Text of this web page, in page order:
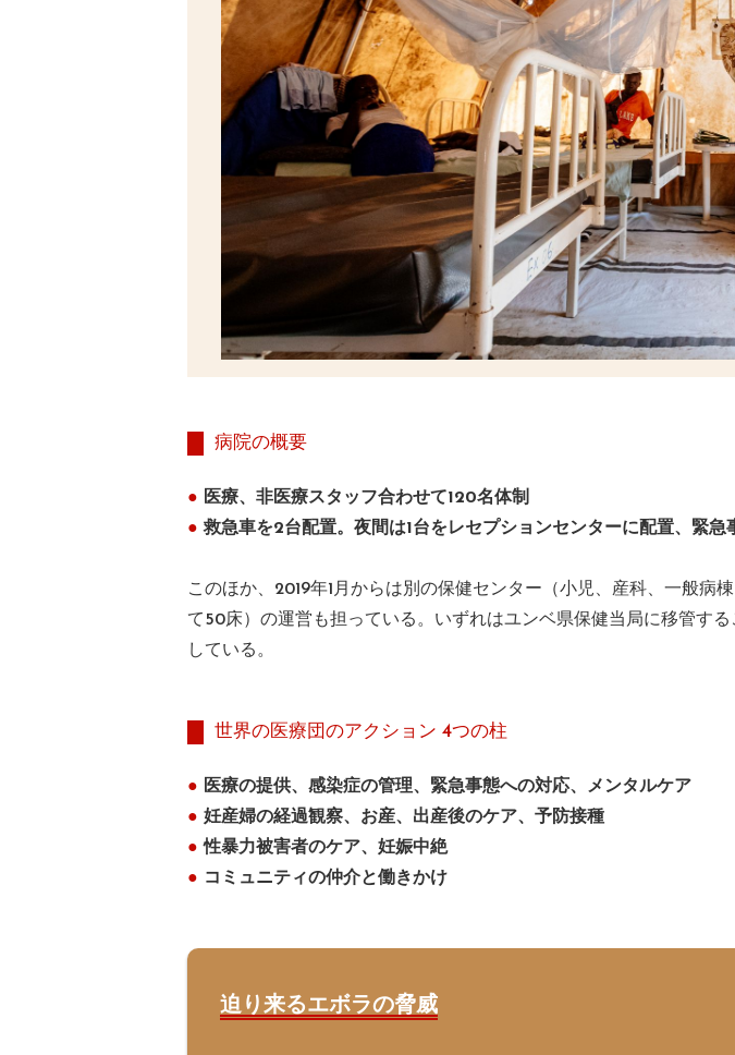
病院の概要
● 医療、非医療スタッフ合わせて120名体制
● 救急車を2台配置。夜間は1台をレセプションセンターに配置、緊急
このほか、2019年1月からは別の保健センター（小児、産科、一般病
て50床）の運営も担っている。いずれはユンベ県保健当局に移管する
している。
世界の医療団のアクション 4つの柱
● 医療の提供、感染症の管理、緊急事態への対応、メンタルケア
● 妊産婦の経過観察、お産、出産後のケア、予防接種
● 性暴力被害者のケア、妊娠中絶
● コミュニティの仲介と働きかけ
迫り来るエボラの脅威